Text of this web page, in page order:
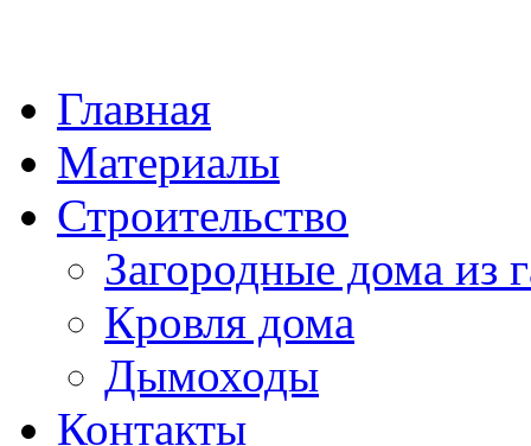
Главная
Материалы
Строительство
Загородные дома из
Кровля дома
Дымоходы
Контакты